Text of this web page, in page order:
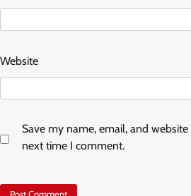
Website
Save my name, email, and
next time I comment.